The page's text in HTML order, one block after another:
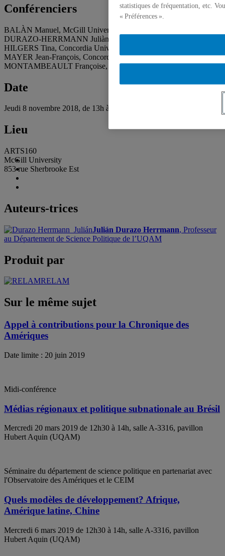
Conférenciers
BALÀN Manuel, McGill University
DURAZO-HERRMANN Juliàn, UQAM
HILGERS Tina, Concordia University
MAYER Jean-François, Concordia University
MONTAMBEAULT Françoise, Université de Montréal
Date
Jeudi 8 novembre 2018, de 13h à 15h
Lieu
ARTS160
McGill University
853 rue Sherbrooke Est
Auteurs-trices
Julián Durazo Herrmann, Professeur
au Département de Science Politique de l’UQAM
Produit par
RELAM
Sur le même sujet
Appel à contributions pour la Chronique des
Amériques
Date limite : 20 juin 2019
Midi-conférence
Médias régionaux et politique subnationale au Brésil
Mercredi 20 mars 2019 de 12h30 à 14h, salle A-3316, pavillon
Hubert Aquin (UQAM)
Séminaire du département de science politique en partenariat avec
l'Observatoire des Amériques et le CEIM
Quels modèles de développement? Afrique,
Amérique latine, Chine
Mercredi 6 mars 2019 de 12h30 à 14h, salle A-3316, pavillon
Hubert Aquin (UQAM)
statistiques de fréquentation, etc.
« Préférences ».